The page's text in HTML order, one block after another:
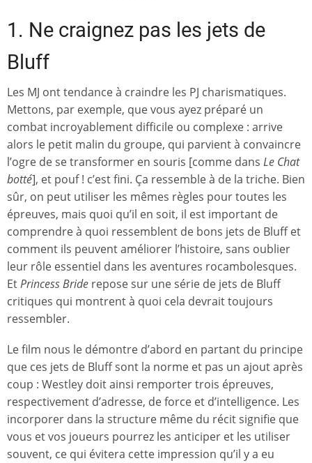
1. Ne craignez pas les jets de
Bluff
Les MJ ont tendance à craindre les PJ charismatiques.
Mettons, par exemple, que vous ayez préparé un
combat incroyablement difficile ou complexe : arrive
alors le petit malin du groupe, qui parvient à convaincre
l’ogre de se transformer en souris [comme dans Le Chat
botté], et pouf ! c’est fini. Ça ressemble à de la triche. Bien
sûr, on peut utiliser les mêmes règles pour toutes les
épreuves, mais quoi qu’il en soit, il est important de
comprendre à quoi ressemblent de bons jets de Bluff et
comment ils peuvent améliorer l’histoire, sans oublier
leur rôle essentiel dans les aventures rocambolesques.
EtPrincess Bride repose sur une série de jets de Bluff
critiques qui montrent à quoi cela devrait toujours
ressembler.
Le film nous le démontre d’abord en partant du principe
que ces jets de Bluff sont la norme et pas un ajout après
coup : Westley doit ainsi remporter trois épreuves,
respectivement d’adresse, de force et d’intelligence. Les
incorporer dans la structure même du récit signifie que
vous et vos joueurs pourrez les anticiper et les utiliser
souvent, ce qui évitera cette impression qu’il y a eu